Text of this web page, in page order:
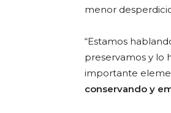
menor
“Estamos
preservamos y lo
importante
conservando y